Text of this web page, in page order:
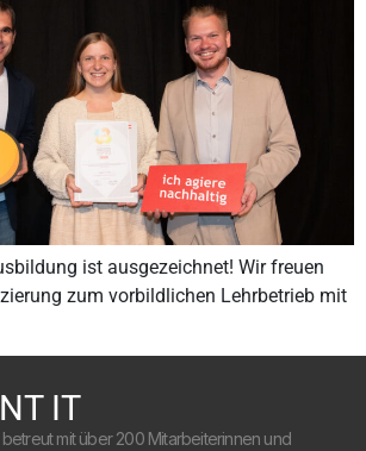
ist ausgezeichnet! Wir freuen
zum vorbildlichen Lehrbetrieb mit
IT
mit über 200 Mitarbeiterinnen und